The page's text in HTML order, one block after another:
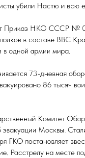
убили Настю и всю
Приказ НКО СССР №
в составе ВВС
в одной армии мира.
73-дневная
86 тысяч
Комитет
эвакуации Москвы.
ГКО постановляет
Расстрелу на месте